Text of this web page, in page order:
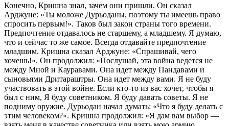
Конечно, Кришна знал, зачем они пришли. Он сказал
Арджуне: «Ты моложе Дурьоданы, поэтому ты имеешь право
спросить первым!». Таков был закон страны того времени.
Предпочтение отдавалось не старшему, а младшему. Я думаю,
что и сейчас то же самое. Всегда отдавайте предпочтение
младшим. Кришна сказал Арджуне: «Спрашивай, чего
хочешь!». Он продолжил: «Послушай, эта война ведется не
между Мной и Кауравами. Она идет между Пандавами и
сыновьями Дритараштры. Она идет между вами. Я не буду
участвовать в этой войне. Если кто-то из вас хочет, чтобы я
был с ним, Я буду советником. Я буду давать советы. Я не
подниму оружие. Дурьодан начал думать: «Что я буду делать с
этим человеком?». Кришна продолжил: «Я дам вам выбор —